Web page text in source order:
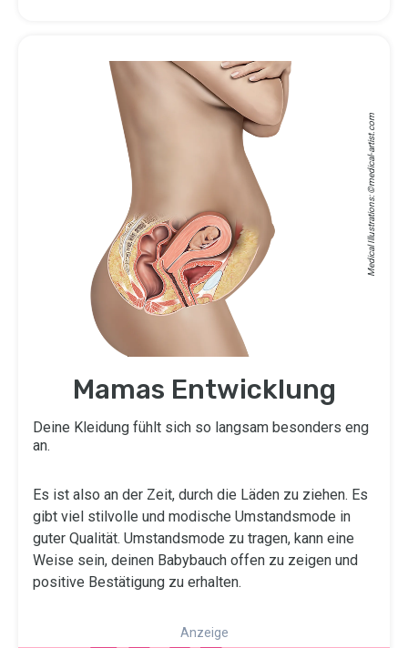
Medical Illustrations: ©
medical-artist.com
Mamas Entwicklung
Deine Kleidung fühlt sich so langsam besonders eng
an.
Es ist also an der Zeit, durch die Läden zu ziehen. Es
gibt viel stilvolle und modische Umstandsmode in
guter Qualität. Umstandsmode zu tragen, kann eine
Weise sein, deinen Babybauch offen zu zeigen und
positive Bestätigung zu erhalten.
Anzeige